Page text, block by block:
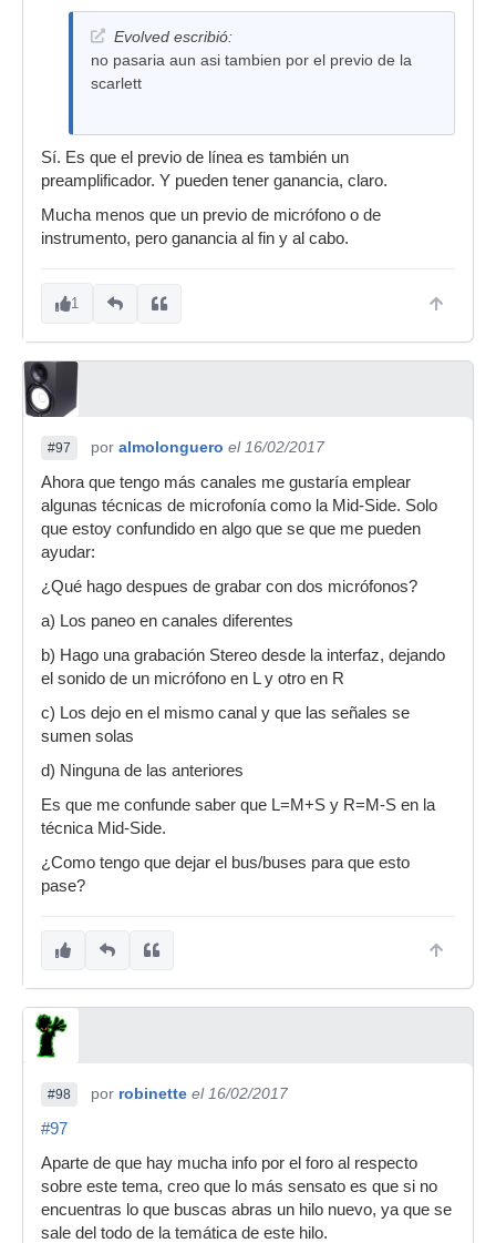
Evolved escribió:
no pasaria aun asi tambien por el previo de la
scarlett
Sí. Es que el previo de línea es también un
preamplificador. Y pueden tener ganancia, claro.
Mucha menos que un previo de micrófono o de
instrumento, pero ganancia al fin y al cabo.
1
#97 por almolonguero el 16/02/2017
Ahora que tengo más canales me gustaría emplear
algunas técnicas de microfonía como la Mid-Side. Solo
que estoy confundido en algo que se que me pueden
ayudar:
¿Qué hago despues de grabar con dos micrófonos?
a) Los paneo en canales diferentes
b) Hago una grabación Stereo desde la interfaz, dejando
el sonido de un micrófono en L y otro en R
c) Los dejo en el mismo canal y que las señales se
sumen solas
d) Ninguna de las anteriores
Es que me confunde saber que L=M+S y R=M-S en la
técnica Mid-Side.
¿Como tengo que dejar el bus/buses para que esto
pase?
#98 por robinette el 16/02/2017
#97
Aparte de que hay mucha info por el foro al respecto
sobre este tema, creo que lo más sensato es que si no
encuentras lo que buscas abras un hilo nuevo, ya que se
sale del todo de la temática de este hilo.